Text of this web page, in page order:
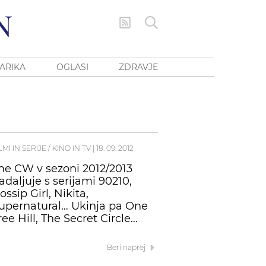
OGLASI ZDRAVJE
IN SERIJE / KINO IN TV| 18. 09. 2012
CW v sezoni 2012/2013
s serijami 90210,
Girl, Nikita,
Ukinja pa One
Hill, The Secret Circle…
Beri naprej